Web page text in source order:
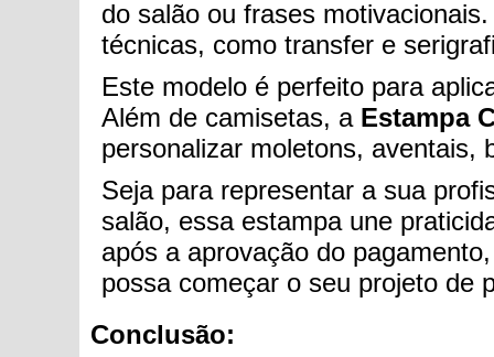
do salão ou frases
técnicas, como transfer e
Este modelo é perfeito para
Além de camisetas, a Estampa
personalizar moletons, aventais,
Seja para representar a sua
salão, essa estampa une
após a aprovação do
possa começar o seu projeto de
Conclusão: